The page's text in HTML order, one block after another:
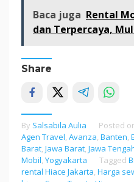
Baca juga Rental
dan Terpercaya,
Share
By Salsabila Aulia Posted
Agen Travel, Avanza, Banten,
Barat, Jawa Barat, Jawa
Mobil, Yogyakarta Tagged
rental Hiace Jakarta, Harga